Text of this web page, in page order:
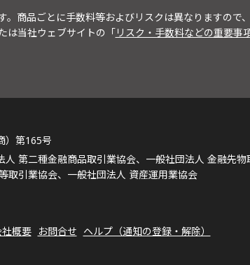
商品ごとに手数料等およびリスクは異なりますので
は当社ウェブサイトの「リスク・手数料などの重要事
）第165号
第二種金融商品取引業協会、一般社団法人 金融先物
取引業協会、一般社団法人 資産運用業協会
社概要 お問合せ ヘルプ（通知の登録・解除）